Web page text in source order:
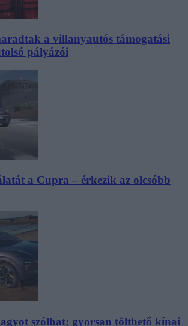
a villanyautós támogatási
pályázói
a Cupra – érkezik az olcsóbb
szólhat: gyorsan tölthető kínai